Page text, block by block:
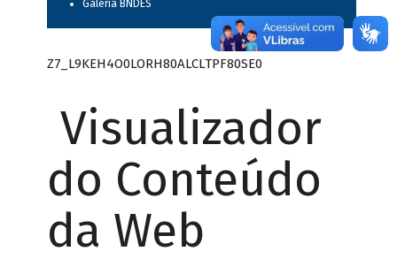
Galeria BNDES
Z7_L9KEH4O0LORH80ALCLTPF80SE0
Visualizador
do Conteúdo
da Web